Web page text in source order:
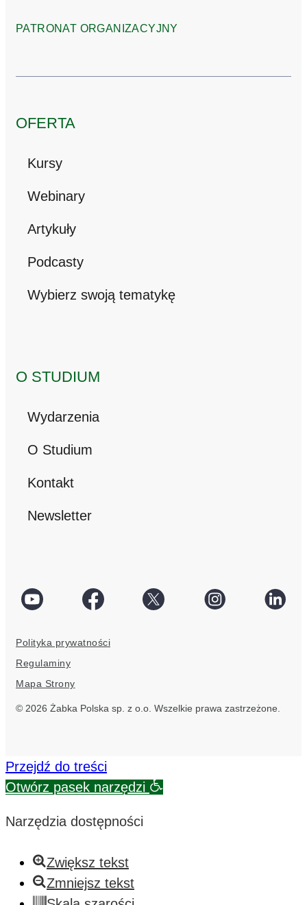
PATRONAT ORGANIZACYJNY
OFERTA
Kursy
Webinary
Artykuły
Podcasty
Wybierz swoją tematykę
O STUDIUM
Wydarzenia
O Studium
Kontakt
Newsletter
© 2026 Żabka Polska sp. z o.o. Wszelkie prawa zastrzeżone.
social
Facebook
link
Twitter
Instagram
Polityka prywatności
Regulaminy
Mapa Strony
Przejdź do treści
Otwórz pasek narzędzi
Narzędzia dostępności
Zwiększ tekst
Zmniejsz tekst